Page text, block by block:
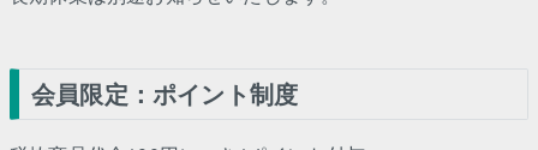
会員限定：ポイント制度